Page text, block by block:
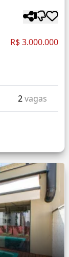
R$ 3.000.000
2vagas